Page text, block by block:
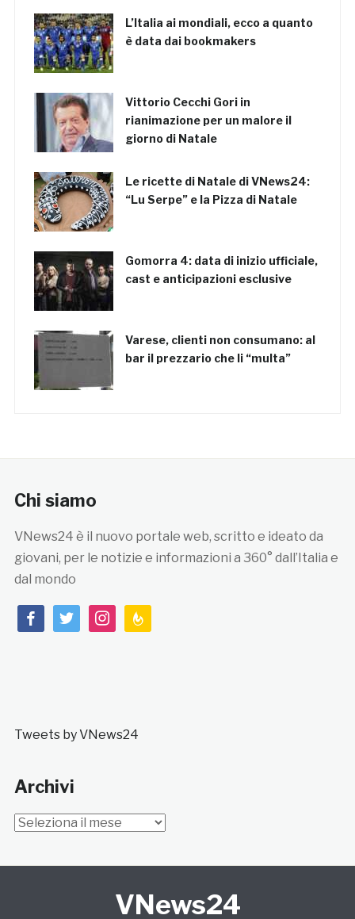
L’Italia ai mondiali, ecco a quanto
è data dai bookmakers
Vittorio Cecchi Gori in
rianimazione per un malore il
giorno di Natale
Le ricette di Natale di VNews24:
“Lu Serpe” e la Pizza di Natale
Gomorra 4: data di inizio ufficiale,
cast e anticipazioni esclusive
Varese, clienti non consumano: al
bar il prezzario che li “multa”
Chi siamo
VNews24 è il nuovo portale web, scritto e ideato da
giovani, per le notizie e informazioni a 360° dall’Italia e
dal mondo
facebooktwitterinstagramfeedburner
Tweets by VNews24
Archivi
Archivi
VNews24